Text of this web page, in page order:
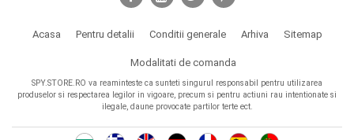
Acasa Pentru detalii Conditii generale Arhiva Sitemap
Modalitati de comanda
SPY.STORE.RO va reaminteste ca sunteti singurul responsabil pentru utilizarea
produselor si respectarea legilor in vigoare, precum si pentru actiuni rau intentionate si
ilegale, daune provocate partilor terte ect.